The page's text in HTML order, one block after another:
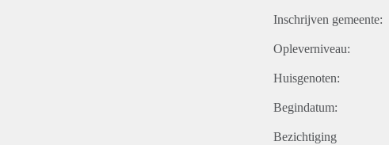
Inschrijven gemeente:
Opleverniveau:
Huisgenoten:
Begindatum:
Bezichtiging